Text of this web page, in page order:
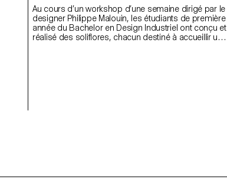
Au cours d’un workshop d’une semaine dirigé par le
designer Philippe Malouin, les étudiants de première
année du Bachelor en Design Industriel ont conçu et
réalisé des soliflores, chacun destiné à accueillir une